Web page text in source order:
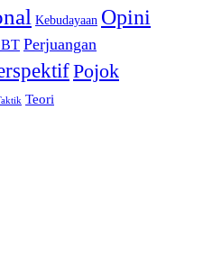
Kebudayaan Opini
Perjuangan
Pojok
Teori